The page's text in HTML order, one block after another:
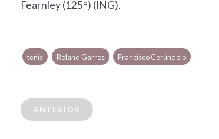
Fearnley (125°) (ING).
tenis Roland Garros Francisco Cerúndolo
ANTERIOR